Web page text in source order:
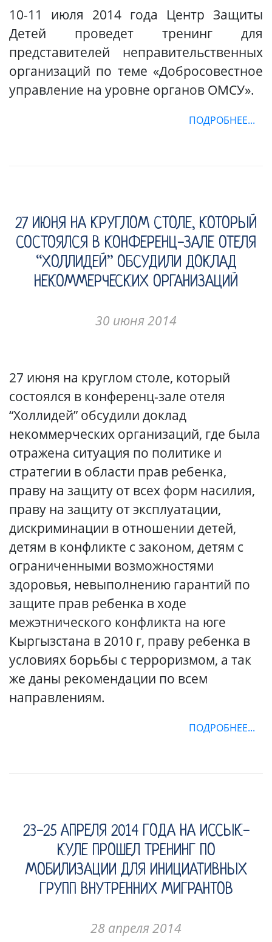
10-11 июля 2014 года Центр Защиты
Детей проведет тренинг для
представителей неправительственных
организаций по теме «Добросовестное
управление на уровне органов ОМСУ».
ПОДРОБНЕЕ...
27 ИЮНЯ НА КРУГЛОМ СТОЛЕ, КОТОРЫЙ
СОСТОЯЛСЯ В КОНФЕРЕНЦ-ЗАЛЕ ОТЕЛЯ
“ХОЛЛИДЕЙ” ОБСУДИЛИ ДОКЛАД
НЕКОММЕРЧЕСКИХ ОРГАНИЗАЦИЙ
30 июня 2014
27 июня на круглом столе, который
состоялся в конференц-зале отеля
“Холлидей” обсудили доклад
некоммерческих организаций, где была
отражена ситуация по политике и
стратегии в области прав ребенка,
праву на защиту от всех форм насилия,
праву на защиту от эксплуатации,
дискриминации в отношении детей,
детям в конфликте с законом, детям с
ограниченными возможностями
здоровья, невыполнению гарантий по
защите прав ребенка в ходе
межэтнического конфликта на юге
Кыргызстана в 2010 г, праву ребенка в
условиях борьбы с терроризмом, а так
же даны рекомендации по всем
направлениям.
ПОДРОБНЕЕ...
23-25 АПРЕЛЯ 2014 ГОДА НА ИССЫК-
КУЛЕ ПРОШЕЛ ТРЕНИНГ ПО
МОБИЛИЗАЦИИ ДЛЯ ИНИЦИАТИВНЫХ
ГРУПП ВНУТРЕННИХ МИГРАНТОВ
28 апреля 2014